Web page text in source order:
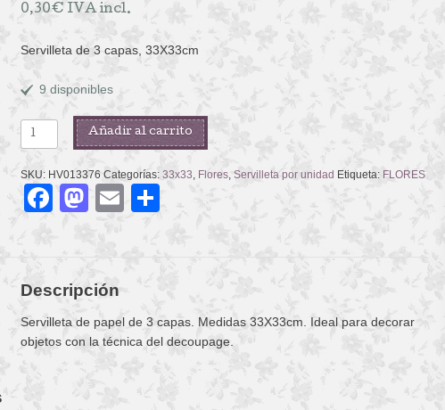
0,30€ IVA incl.
Servilleta de 3 capas, 33X33cm
9 disponibles
ALINA
cantidad
Añadir al carrito
SKU: HV013376 Categorías: 33x33 Flores, Servilleta por unidad Etiqueta: FLORES
Facebook
Mastodon
EmailCompartir
Descripción
Servilleta de papel de 3 capas. Medidas 33X33cm. Ideal para decorar
objetos con la técnica del decoupage.